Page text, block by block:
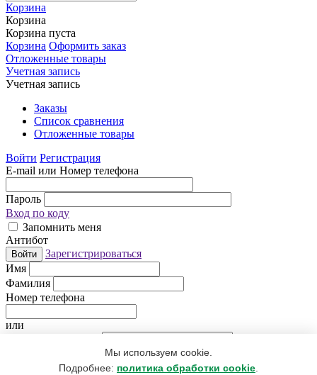
Мы используем cookie.
Подробнее: политика обработки cookie
Корзина
Корзина
Корзина пуста
Корзина Оформить заказ
Отложенные товары
Учетная запись
Учетная запись
Заказы
Список сравнения
Отложенные товары
Войти Регистрация
E-mail или Номер телефона
Пароль
Вход по коду
Запомнить меня
Антибот
Войти
Зарегистрироваться
Имя
Фамилия
Номер телефона
или